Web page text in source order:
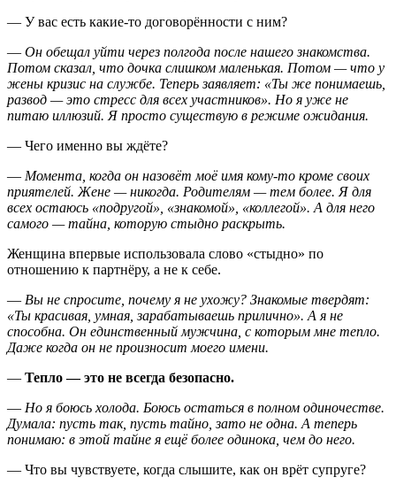
— У вас есть какие-то договорённости с ним?
— Он обещал уйти через полгода после нашего знакомства.
Потом сказал, что дочка слишком маленькая. Потом — что у
жены кризис на службе. Теперь заявляет: «Ты же понимаешь,
развод — это стресс для всех участников». Но я уже не
питаю иллюзий. Я просто существую в режиме ожидания.
— Чего именно вы ждёте?
— Момента, когда он назовёт моё имя кому-то кроме своих
приятелей. Жене — никогда. Родителям — тем более. Я для
всех остаюсь «подругой», «знакомой», «коллегой». А для него
самого — тайна, которую стыдно раскрыть.
Женщина впервые использовала слово «стыдно» по
отношению к партнёру, а не к себе.
— Вы не спросите, почему я не ухожу? Знакомые твердят:
«Ты красивая, умная, зарабатываешь прилично». А я не
способна. Он единственный мужчина, с которым мне тепло.
Даже когда он не произносит моего имени.
— Тепло — это не всегда безопасно.
— Но я боюсь холода. Боюсь остаться в полном одиночестве.
Думала: пусть так, пусть тайно, зато не одна. А теперь
понимаю: в этой тайне я ещё более одинока, чем до него.
— Что вы чувствуете, когда слышите, как он врёт супруге?